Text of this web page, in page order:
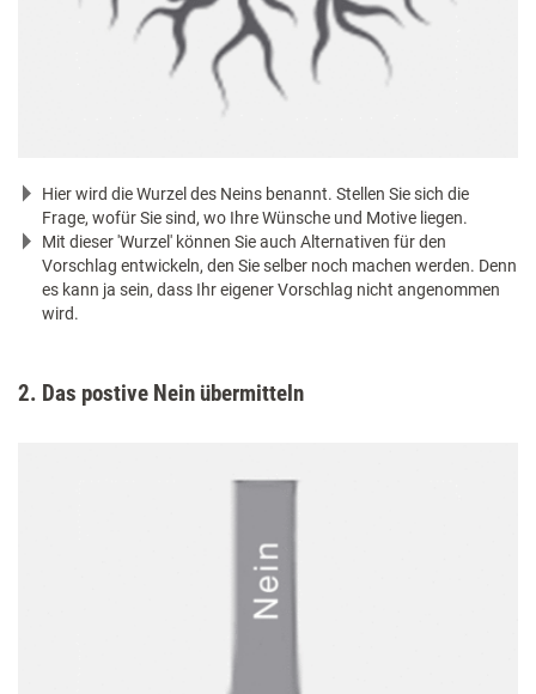
Hier wird die Wurzel des Neins benannt. Stellen Sie sich die
Frage, wofür Sie sind, wo Ihre Wünsche und Motive liegen.
Mit dieser 'Wurzel' können Sie auch Alternativen für den
Vorschlag entwickeln, den Sie selber noch machen werden. Denn
es kann ja sein, dass Ihr eigener Vorschlag nicht angenommen
wird.
2. Das postive Nein übermitteln